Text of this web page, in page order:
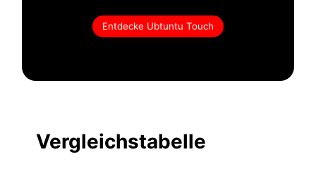
Entdecke Ubtuntu Touch
Vergleichstabelle